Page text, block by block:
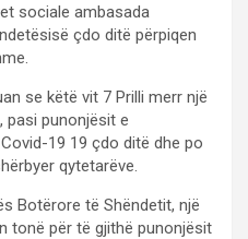
sociale ambasada
çdo ditë përpiqen
se këtë vit 7 Prilli merr një
pasi punonjësit e
19 19 çdo ditë dhe po
qytetarëve.
Botërore të Shëndetit, një
tonë për të gjithë punonjësit